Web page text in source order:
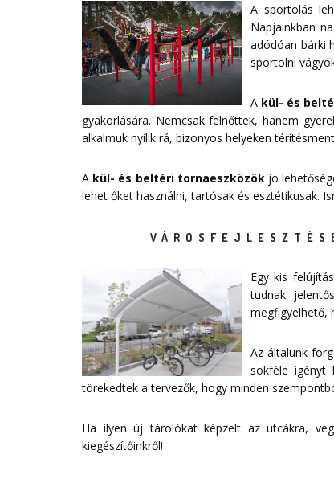
A sportolás
Napjainkban
adódóan bárki
sportolni
A kül- és
gyakorlására. Nemcsak felnőttek, hanem
alkalmuk nyílik rá, bizonyos helyeken
A kül- és beltéri tornaeszközökjó
lehet őket használni, tartósak és esztétikusak.
Egy kis
tudnak
megfigyelhető,
Az általunk
sokféle igényt
törekedtek a tervezők, hogy minden
Ha ilyen új tárolókat képzelt az utcákra,
kiegészítőinkről!